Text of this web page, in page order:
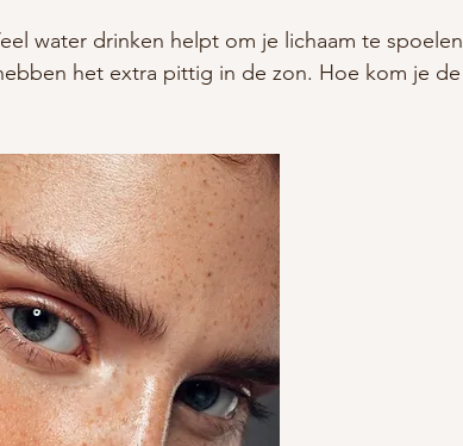
water drinken helpt om je lichaam te spoelen
het extra pittig in de zon. Hoe kom je de